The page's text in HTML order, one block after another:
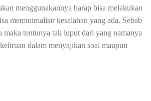
menggunakannya harap bisa melakukan
meminimalisir kesalahan yang ada. Sebab
maka tentunya tak luput dari yang namanya
dalam menyajikan soal maupun